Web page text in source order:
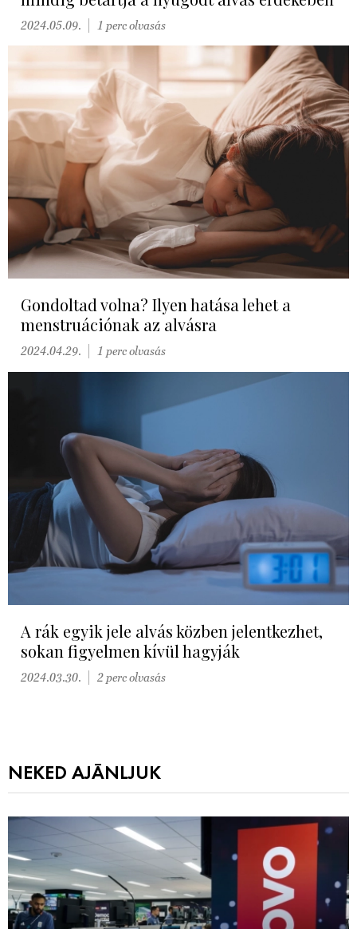
2024.05.09. 1 perc olvasás
Gondoltad volna? Ilyen hatása lehet a
menstruációnak az alvásra
2024.04.29. 1 perc olvasás
A rák egyik jele alvás közben jelentkezhet,
sokan figyelmen kívül hagyják
2024.03.30. 2 perc olvasás
NEKED AJÁNLJUK